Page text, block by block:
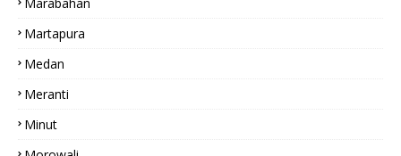
Martapura
Medan
Meranti
Minut